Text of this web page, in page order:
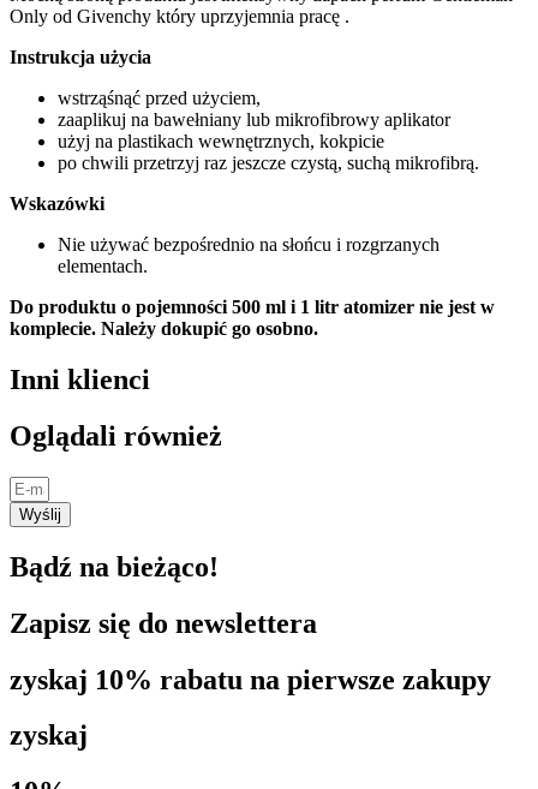
Only od Givenchy który uprzyjemnia pracę .
Instrukcja użycia
wstrząśnąć przed użyciem,
zaaplikuj na bawełniany lub mikrofibrowy aplikator
użyj na plastikach wewnętrznych, kokpicie
po chwili przetrzyj raz jeszcze czystą, suchą mikrofibrą.
Wskazówki
Nie używać bezpośrednio na słońcu i rozgrzanych
elementach.
Do produktu o pojemności 500 ml i 1 litr atomizer nie jest w
komplecie. Należy dokupić go osobno.
Inni klienci
Oglądali również
Wyślij
Bądź na bieżąco!
Zapisz się do newslettera
zyskaj 10% rabatu na pierwsze zakupy
zyskaj